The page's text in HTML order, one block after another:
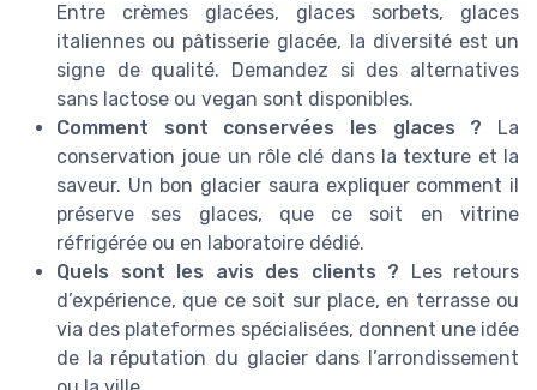
Entre crèmes glacées, glaces sorbets, glaces
italiennes ou pâtisserie glacée, la diversité est un
signe de qualité. Demandez si des alternatives
sans lactose ou vegan sont disponibles.
Comment sont conservées les glaces ? La
conservation joue un rôle clé dans la texture et la
saveur. Un bon glacier saura expliquer comment il
préserve ses glaces, que ce soit en vitrine
réfrigérée ou en laboratoire dédié.
Quels sont les avis des clients ? Les retours
d’expérience, que ce soit sur place, en terrasse ou
via des plateformes spécialisées, donnent une idée
de la réputation du glacier dans l’arrondissement